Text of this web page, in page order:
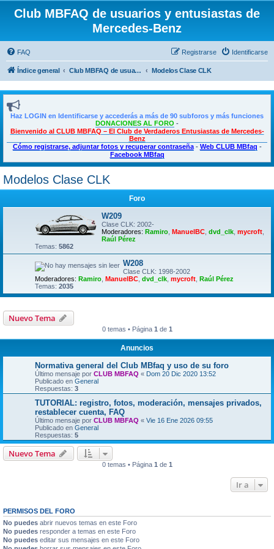
Club MBFAQ de usuarios y entusiastas de
Mercedes-Benz
FAQ Identificarse
Registrarse
Índice general Club MBFAQ de usuarios y entusiastas de Mercedes Benz Modelos Clase CLK
Haz LOGIN en Identificarse y accederás a más de 90 subforos y más funciones
DONACIONES AL FORO -
Bienvenido al CLUB MBFAQ – El Club de Verdaderos Entusiastas de Mercedes-
Benz
Cómo registrarse, adjuntar fotos y recuperar contraseña- Web CLUB MBfaq -
Facebook MBfaq
Modelos Clase CLK
Foro
W209
Clase CLK: 2002-
Moderadores: Ramiro ManuelBC dvd_clk mycroft
Raúl Pérez
Temas: 5862
W208
Clase CLK: 1998-2002
Moderadores: Ramiro ManuelBC dvd_clk mycroft Raúl Pérez
Temas: 2035
Nuevo Tema
0 temas • Página 1 de 1
Anuncios
Normativa general del Club MBfaq y uso de su foro
Último mensaje por CLUB MBFAQ « Dom 20 Dic 2020 13:52
Publicado en General
Respuestas: 3
TUTORIAL: registro, fotos, moderación, mensajes privados,
restablecer cuenta, FAQ
Último mensaje por CLUB MBFAQ « Vie 16 Ene 2026 09:55
Publicado en General
Respuestas: 5
Nuevo Tema
0 temas • Página 1 de 1
Ir a
PERMISOS DEL FORO
No puedes abrir nuevos temas en este Foro
No puedes responder a temas en este Foro
No puedes editar sus mensajes en este Foro